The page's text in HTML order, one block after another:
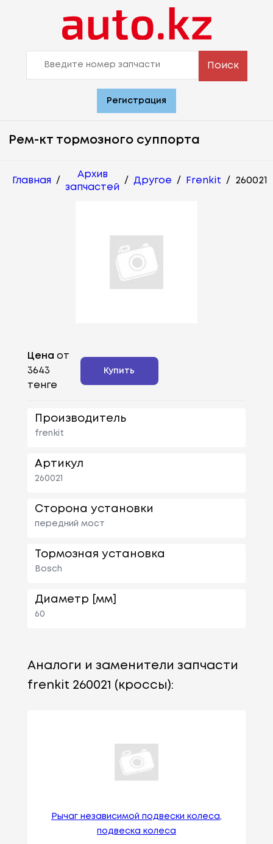
Поиск
Регистрация
Рем-кт тормозного суппорта
Главная /
Архив
запчастей
/ Другое / Frenkit / 260021
Цена от
3643
тенге
Купить
Производитель
frenkit
Артикул
260021
Сторона установки
передний мост
Тормозная установка
Bosch
Диаметр [мм]
60
Аналоги и заменители запчасти
frenkit 260021 (кроссы):
Рычаг независимой подвески колеса,
подвеска колеса